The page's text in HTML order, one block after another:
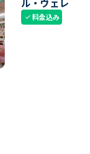
check料金込み